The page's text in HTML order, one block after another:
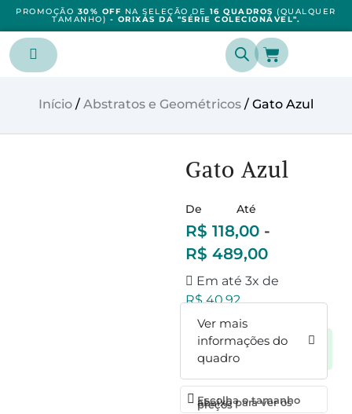
PROMOÇÃO 30% OFF NA SELEÇÃO DE 16 QUADROS (QUALQUER
TAMANHO) - ORIXÁS DA "SÉRIE COLECIONÁVEL".
Início / Abstratos e Geométricos / Gato Azul
Gato Azul
De Até
R$ 118,00 -
R$ 489,00
Em até 3x de
R$40,92
A vista R$ 118,00
no Pix
Ver mais
informações do
quadro
Escolha o tamanho
abaixo para ver os
preços